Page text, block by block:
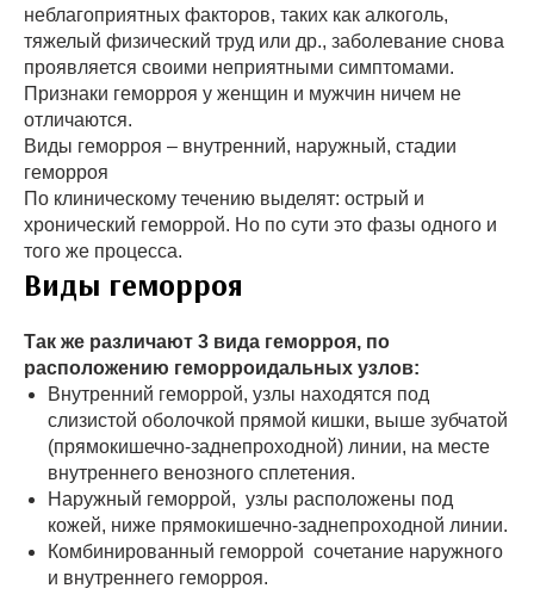
неблагоприятных факторов, таких как алкоголь,
тяжелый физический труд или др., заболевание снова
проявляется своими неприятными симптомами.
Признаки геморроя у женщин и мужчин ничем не
отличаются.
Виды геморроя – внутренний, наружный, стадии
геморроя
По клиническому течению выделят: острый и
хронический геморрой. Но по сути это фазы одного и
того же процесса.
Виды геморроя
Так же различают 3 вида геморроя, по
расположению геморроидальных узлов:
Внутренний геморрой, узлы находятся под
слизистой оболочкой прямой кишки, выше зубчатой
(прямокишечно-заднепроходной) линии, на месте
внутреннего венозного сплетения.
Наружный геморрой, узлы расположены под
кожей, ниже прямокишечно-заднепроходной линии.
Комбинированный геморрой сочетание наружного
и внутреннего геморроя.